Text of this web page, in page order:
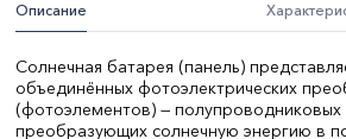
Описание
Солнечная батарея (панель)
объединённых фотоэлектрических
(фотоэлементов) — полупроводниковых
преобразующих солнечную энергию в